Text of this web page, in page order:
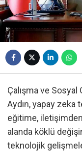
Çalışma ve Sosyal
Aydın, yapay zeka
eğitime,
alanda köklü
teknolojik